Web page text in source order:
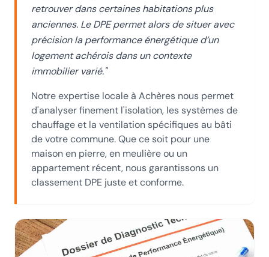
retrouver dans certaines habitations plus
anciennes. Le DPE permet alors de situer avec
précision la performance énergétique d’un
logement achérois dans un contexte
immobilier varié."
Notre expertise localeà Achères nous permet
d'analyser finement l'isolation, les systèmes de
chauffage et la ventilation spécifiques au bâti
de votre commune. Que ce soit pour une
maison en pierre, en meulière ou un
appartement récent, nous garantissons un
classement DPE juste et conforme.